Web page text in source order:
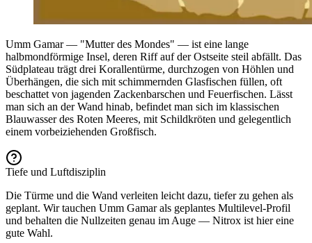
Umm Gamar — "Mutter des Mondes" — ist eine lange
halbmondförmige Insel, deren Riff auf der Ostseite steil abfällt. Das
Südplateau trägt drei Korallentürme, durchzogen von Höhlen und
Überhängen, die sich mit schimmernden Glasfischen füllen, oft
beschattet von jagenden Zackenbarschen und Feuerfischen. Lässt
man sich an der Wand hinab, befindet man sich im klassischen
Blauwasser des Roten Meeres, mit Schildkröten und gelegentlich
einem vorbeiziehenden Großfisch.
Tiefe und Luftdisziplin
Die Türme und die Wand verleiten leicht dazu, tiefer zu gehen als
geplant. Wir tauchen Umm Gamar als geplantes Multilevel-Profil
und behalten die Nullzeiten genau im Auge — Nitrox ist hier eine
gute Wahl.